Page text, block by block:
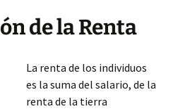
de la Renta
La renta de los individuos
es la suma del salario, de la
renta de la tierra